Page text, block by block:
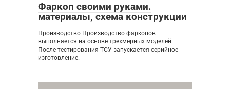
Фаркоп своими руками.
материалы, схема конструкции
Производство Производство фаркопов
выполняется на основе трехмерных моделей.
После тестирования ТСУ запускается серийное
изготовление.